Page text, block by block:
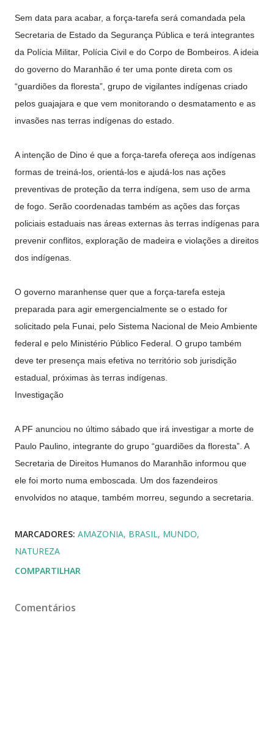
Sem data para acabar, a força-tarefa será comandada pela
Secretaria de Estado da Segurança Pública e terá integrantes
da Polícia Militar, Polícia Civil e do Corpo de Bombeiros. A ideia
do governo do Maranhão é ter uma ponte direta com os
“guardiões da floresta”, grupo de vigilantes indígenas criado
pelos guajajara e que vem monitorando o desmatamento e as
invasões nas terras indígenas do estado.
A intenção de Dino é que a força-tarefa ofereça aos indígenas
formas de treiná-los, orientá-los e ajudá-los nas ações
preventivas de proteção da terra indígena, sem uso de arma
de fogo. Serão coordenadas também as ações das forças
policiais estaduais nas áreas externas às terras indígenas para
prevenir conflitos, exploração de madeira e violações a direitos
dos indígenas.
O governo maranhense quer que a força-tarefa esteja
preparada para agir emergencialmente se o estado for
solicitado pela Funai, pelo Sistema Nacional de Meio Ambiente
federal e pelo Ministério Público Federal. O grupo também
deve ter presença mais efetiva no território sob jurisdição
estadual, próximas às terras indígenas.
Investigação
A PF anunciou no último sábado que irá investigar a morte de
Paulo Paulino, integrante do grupo “guardiões da floresta”. A
Secretaria de Direitos Humanos do Maranhão informou que
ele foi morto numa emboscada. Um dos fazendeiros
envolvidos no ataque, também morreu, segundo a secretaria.
MARCADORES: AMAZONIA BRASIL MUNDO
NATUREZA
COMPARTILHAR
Comentários